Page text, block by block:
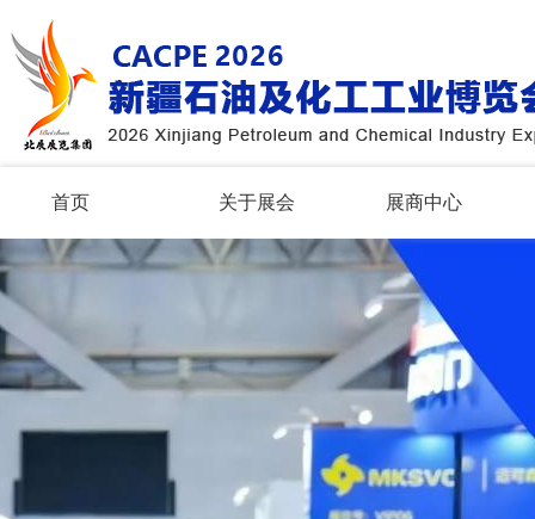
首页 关于展会 展商中心